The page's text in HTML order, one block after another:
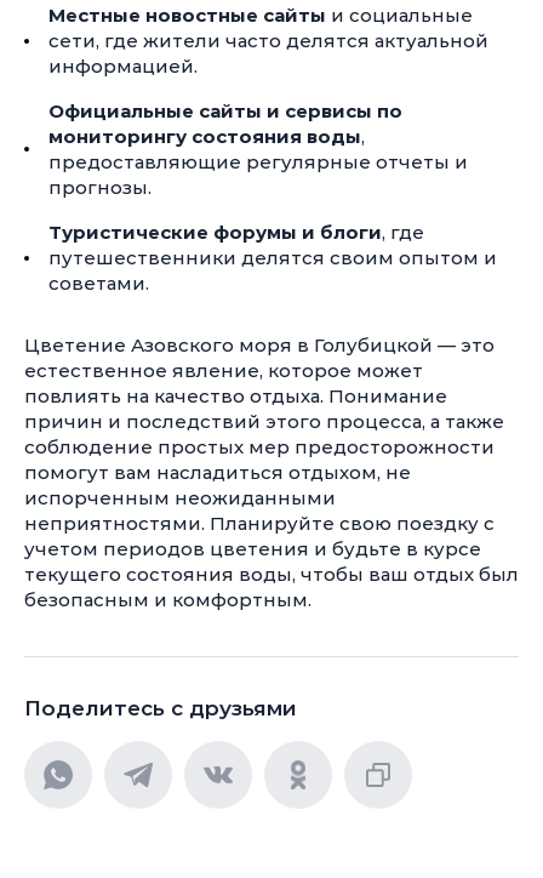
Местные новостные сайты и социальные
сети, где жители часто делятся актуальной
информацией.
Официальные сайты и сервисы по
мониторингу состояния воды,
предоставляющие регулярные отчеты и
прогнозы.
Туристические форумы и блоги, где
путешественники делятся своим опытом и
советами.
Цветение Азовского моря в Голубицкой — это
естественное явление, которое может
повлиять на качество отдыха. Понимание
причин и последствий этого процесса, а также
соблюдение простых мер предосторожности
помогут вам насладиться отдыхом, не
испорченным неожиданными
неприятностями. Планируйте свою поездку с
учетом периодов цветения и будьте в курсе
текущего состояния воды, чтобы ваш отдых был
безопасным и комфортным.
Поделитесь с друзьями